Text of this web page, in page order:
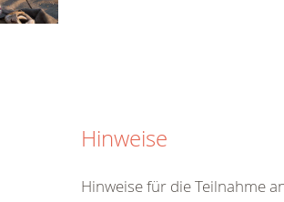
Hinweise
Hinweise für die Teilnahme